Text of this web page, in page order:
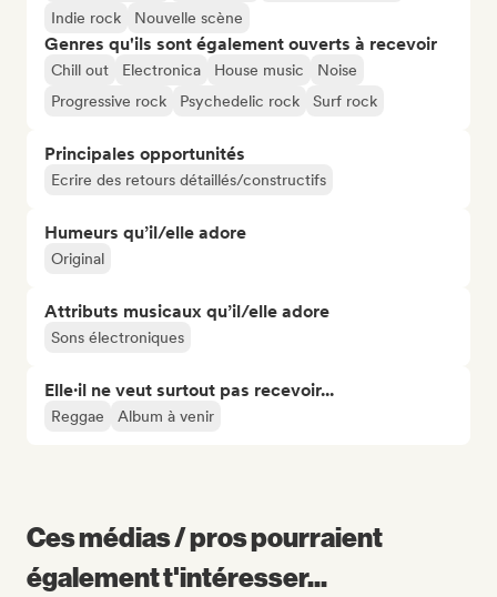
Indie rock
Nouvelle scène
Genres qu'ils sont également ouverts à recevoir
Chill out Electronica House music
Noise
Progressive rock
Psychedelic rock Surf rock
Principales opportunités
Ecrire des retours détaillés/constructifs
Humeurs qu’il/elle adore
Original
Attributs musicaux qu’il/elle adore
Sons électroniques
Elle·il ne veut surtout pas recevoir...
Reggae Album à venir
Ces médias / pros pourraient
également t'intéresser...